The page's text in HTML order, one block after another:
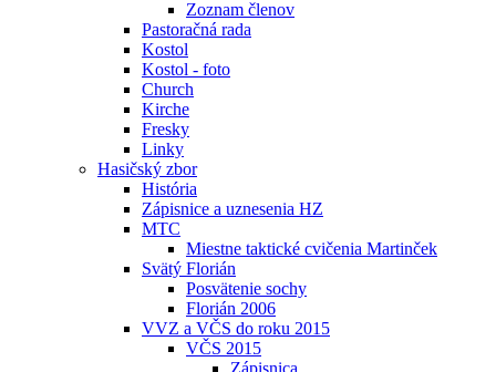
Zoznam členov
Pastoračná rada
Kostol
Kostol - foto
Church
Kirche
Fresky
Linky
Hasičský zbor
História
Zápisnice a uznesenia HZ
MTC
Miestne taktické cvičenia Martinček
Svätý Florián
Posvätenie sochy
Florián 2006
VVZ a VČS do roku 2015
VČS 2015
Zápisnica